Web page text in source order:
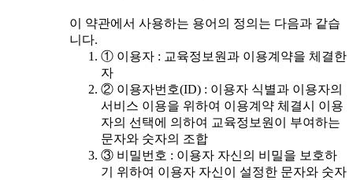
이 약관에서 사용하는 용어의 정의는 다음과 같습
니다.
① 이용자 : 교육정보원과 이용계약을 체결한
자
② 이용자번호(ID) : 이용자 식별과 이용자의
서비스 이용을 위하여 이용계약 체결시 이용
자의 선택에 의하여 교육정보원이 부여하는
문자와 숫자의 조합
③ 비밀번호 : 이용자 자신의 비밀을 보호하
기 위하여 이용자 자신이 설정한 문자와 숫자